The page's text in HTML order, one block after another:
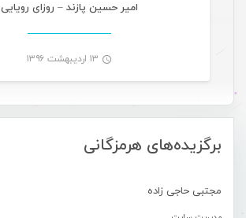
برگزیده‌های هرمزگانی
مجتبی حاجی زاده
امیر حسین پازند – روزای رویایی
۱۳ اردیبهشت ۱۳۹۶